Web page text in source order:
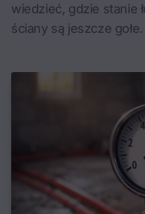
wiedzieć, gdzie stanie
ściany są jeszcze gołe.